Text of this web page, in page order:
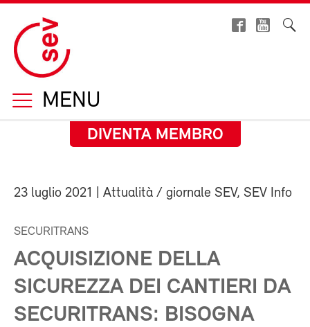
MENU
DIVENTA MEMBRO
23 luglio 2021 | Attualità / giornale SEV, SEV Info
SECURITRANS
ACQUISIZIONE DELLA
SICUREZZA DEI CANTIERI DA
SECURITRANS: BISOGNA